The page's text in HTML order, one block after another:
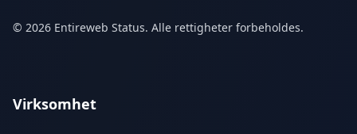
© 2026 Entireweb Status. Alle rettigheter forbeholdes.
Virksomhet